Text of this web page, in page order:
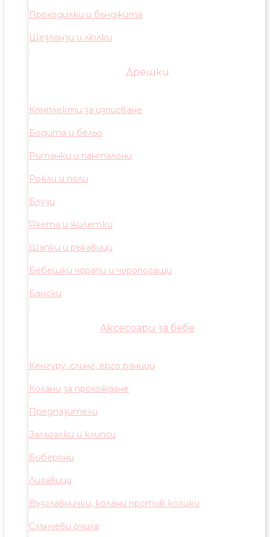
Проходилки и бънджита
Шезлонзи и люлки
Дрешки
Комплекти за изписване
Бодита и бельо
Ританки и панталони
Рокли и поли
Блузи
Якета и жилетки
Шапки и ръкавици
Бебешки чорапи и чоропогащи
Бански
Аксесоари за бебе
Кенгуру, слинг, ерго раници
Колани за прохождане
Предпазители
Залъгалки и клипси
Биберони
Лигавици
Възглавнички, колани против колики
Слънчеви очила